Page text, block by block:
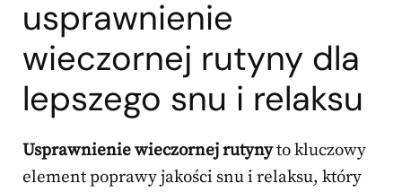
usprawnienie
wieczornej rutyny dla
lepszego snu i relaksu
Usprawnienie wieczornej rutynyto kluczowy
element poprawy jakości snu i relaksu, który